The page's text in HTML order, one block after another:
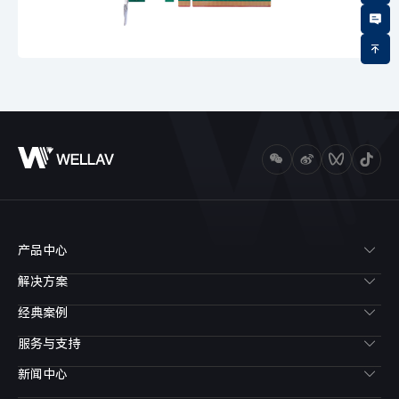
产品中心
解决方案
经典案例
服务与支持
新闻中心